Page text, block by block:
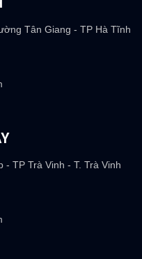
Tân Giang - TP Hà Tĩnh